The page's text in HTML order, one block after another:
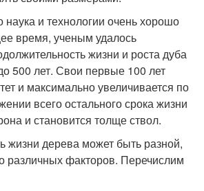
наука и технологии очень хорошо
время, ученым удалось
жизни и роста дуба
500 лет. Свои первые 100 лет
и максимально увеличивается по
всего остального срока жизни
и становится толще ствол.
жизни дерева может быть разной,
различных факторов. Перечислим